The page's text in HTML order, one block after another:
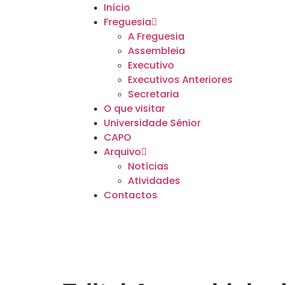
Início
Freguesia
A Freguesia
Assembleia
Executivo
Executivos Anteriores
Secretaria
O que visitar
Universidade Sénior
CAPO
Arquivo
Notícias
Atividades
Contactos